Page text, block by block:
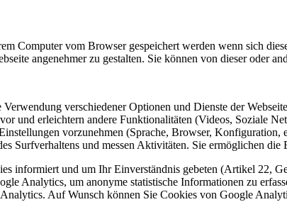
Computer vom Browser gespeichert werden wenn sich
angenehmer zu gestalten. Sie können von dieser oder
verschiedener Optionen und Dienste der
und erleichtern andere Funktionalitäten (Videos, Soziale
vorzunehmen (Sprache, Browser, Konfiguration,
Surfverhaltens und messen Aktivitäten. Sie ermöglichen
informiert und um Ihr Einverständnis gebeten (Artikel 22,
Analytics, um anonyme statistische Informationen zu
Auf Wunsch können Sie Cookies von Google